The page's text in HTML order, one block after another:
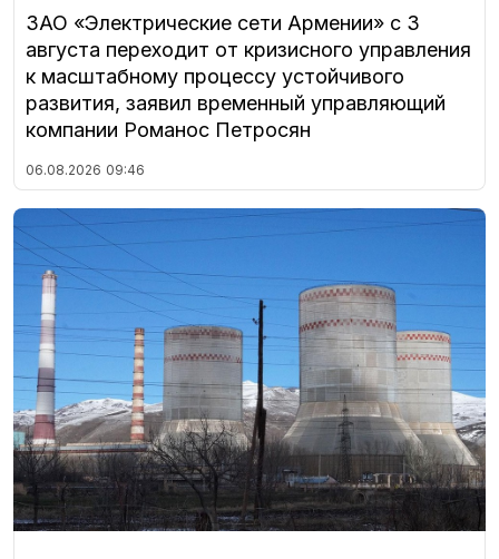
ЗАО «Электрические сети Армении» с 3
августа переходит от кризисного управления
к масштабному процессу устойчивого
развития, заявил временный управляющий
компании Романос Петросян
06.08.2026 09:46